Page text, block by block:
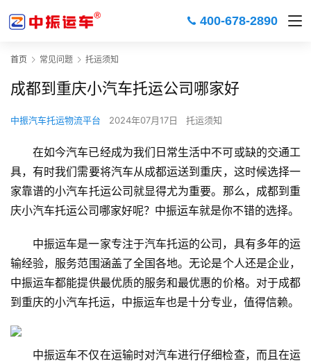
400-678-2890
首页 常见问题 托运须知
成都到重庆小汽车托运公司哪家好
中振汽车托运物流平台 2024年07月17日 托运须知
在如今汽车已经成为我们日常生活中不可或缺的交通工
具，有时我们需要将汽车从成都运送到重庆，这时候选择一
家靠谱的小汽车托运公司就显得尤为重要。那么，成都到重
庆小汽车托运公司哪家好呢？中振运车就是你不错的选择。
中振运车是一家专注于汽车托运的公司，具有多年的运
输经验，服务范围涵盖了全国各地。无论是个人还是企业，
中振运车都能提供最优质的服务和最优惠的价格。对于成都
到重庆的小汽车托运，中振运车也是十分专业，值得信赖。
中振运车不仅在运输时对汽车进行仔细检查，而且在运